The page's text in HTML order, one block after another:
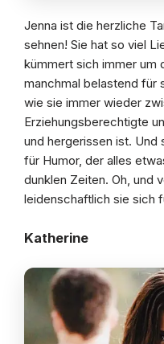
Jenna ist die herzliche
sehnen! Sie hat so viel
kümmert sich immer um
manchmal belastend für
wie sie immer wieder
Erziehungsberechtigte
und hergerissen ist. Und
für Humor, der alles
dunklen Zeiten. Oh, und
leidenschaftlich sie sich
Katherine